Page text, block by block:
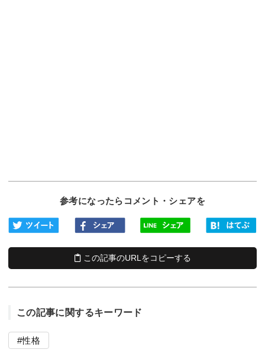
参考になったらコメント・シェアを
この記事のURLをコピーする
この記事に関するキーワード
性格